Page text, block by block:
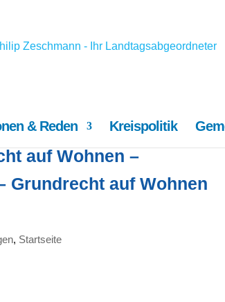
& Reden Kreispolitik
auf Wohnen –
Grundrecht auf Wohnen
, Startseite